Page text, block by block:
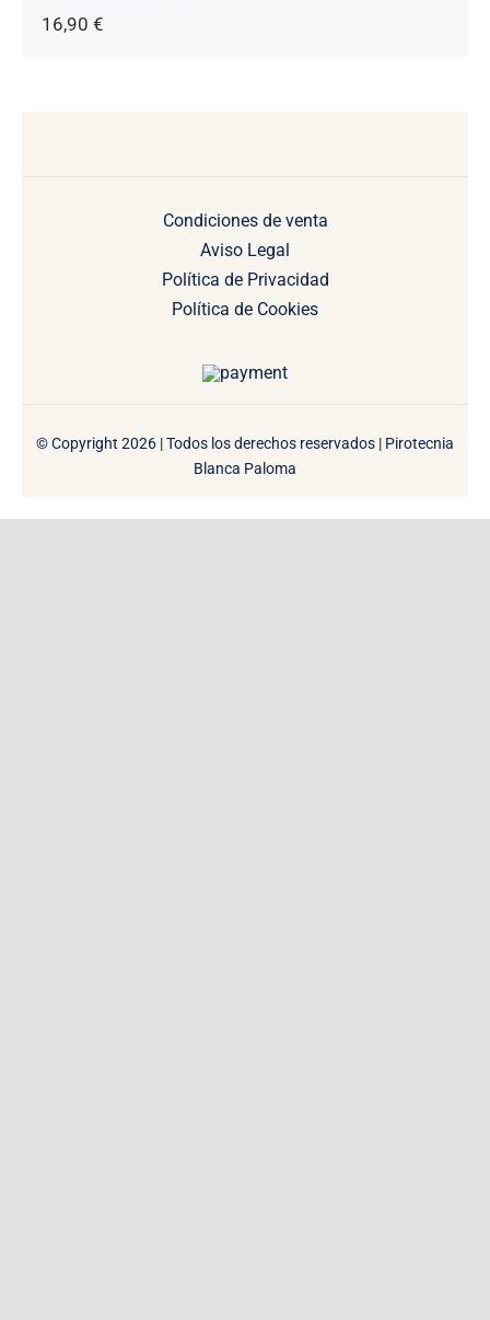
16,90 €
Condiciones de venta
Aviso Legal
Política de Privacidad
Política de Cookies
© Copyright 2026 | Todos los derechos reservados | Pirotecnia
Blanca Paloma